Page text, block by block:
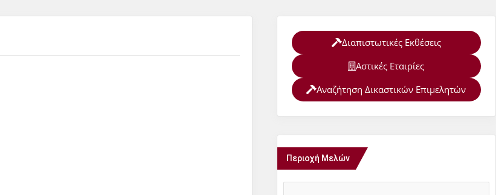
Διαπιστωτικές Εκθέσεις
Αστικές Εταιρίες
Αναζήτηση Δικαστικών Επιμελητών
Περιοχή Μελών